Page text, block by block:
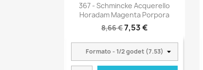
367 - Schmincke Acquerello
Horadam Magenta Porpora
8,66 €7,53 €